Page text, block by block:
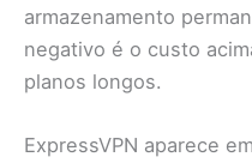
armazenamento
negativo é o custo
planos longos.
ExpressVPN aparece